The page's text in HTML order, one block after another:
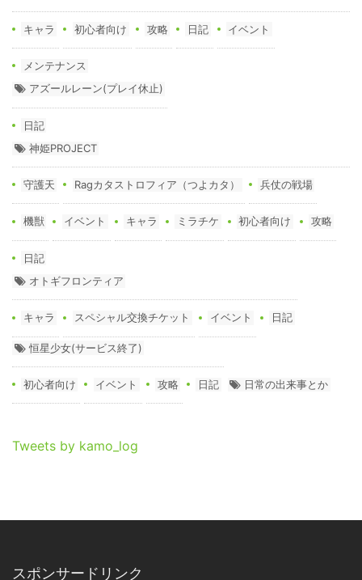
キャラ 初心者向け 攻略 日記 イベント
メンテナンス
アズールレーン(プレイ休止)
日記
神姫PROJECT
守護天 Ragカタストロフィア（つよカタ） 兵仗の戦場
機獣 イベント キャラ ミラチケ 初心者向け 攻略
日記
オトギフロンティア
キャラ スペシャル交換チケット イベント 日記
恒星少女(サービス終了)
初心者向け イベント 攻略 日記 日常の出来事とか
Tweets by kamo_log
スポンサードリンク